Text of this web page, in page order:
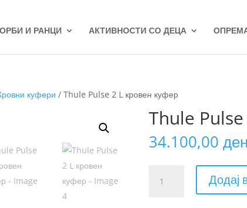
И РАНЦИ АКТИВНОСТИ СО ДЕЦА
куфери / Thule Pulse 2 L кровен куфер
Thule
34.100,00 ден
Pulse
Додај